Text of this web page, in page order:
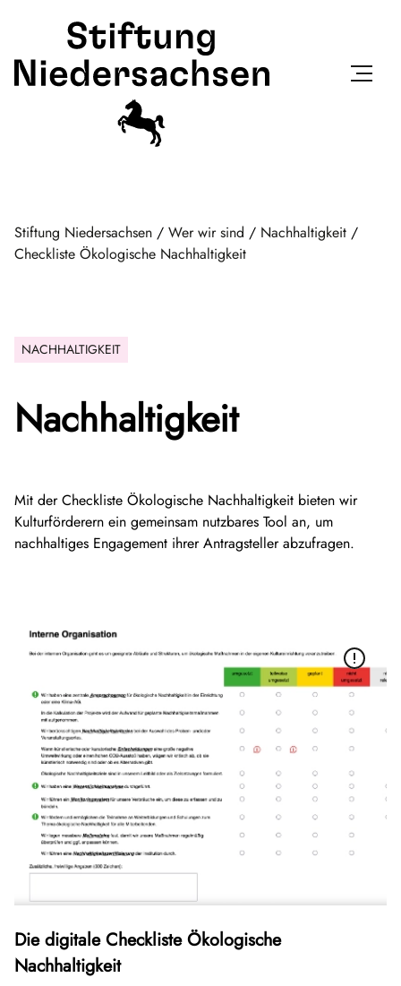
Stiftung Niedersachsen / Wer wir sind / Nachhaltigkeit /
Checkliste Ökologische Nachhaltigkeit
NACHHALTIGKEIT
Nachhaltigkeit
Mit der Checkliste Ökologische Nachhaltigkeit bieten wir
Kulturförderern ein gemeinsam nutzbares Tool an, um
nachhaltiges Engagement ihrer Antragsteller abzufragen.
Die digitale Checkliste Ökologische
Nachhaltigkeit